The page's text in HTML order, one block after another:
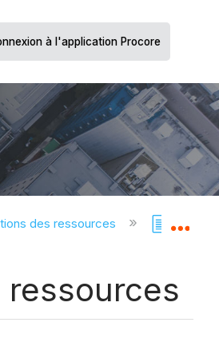
à l'application Procore
des ressources